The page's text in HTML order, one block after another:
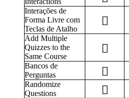
Interações de
Forma Livre com
Teclas de Atalho
Add Multiple
Quizzes to the
Same Course
Bancos de
Perguntas
Randomize
Questions